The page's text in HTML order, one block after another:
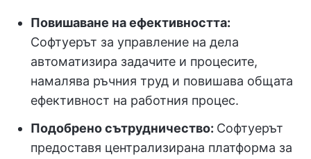
Повишаване на ефективността:
Софтуерът за управление на дела
автоматизира задачите и процесите,
намалява ръчния труд и повишава общата
ефективност на работния процес.
Подобрено сътрудничество: Софтуерът
предоставя централизирана платформа за